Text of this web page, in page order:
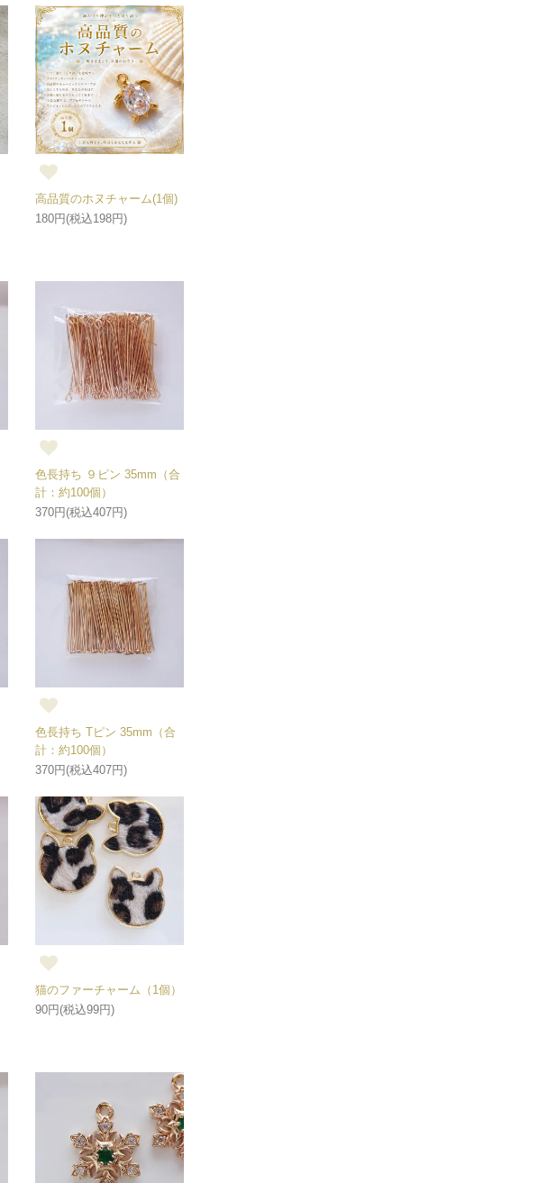
高品質のホヌチャーム(1個)
180円(税込198円)
色長持ち ９ピン 35mm（合
計：約100個）
370円(税込407円)
色長持ち Tピン 35mm（合
計：約100個）
370円(税込407円)
猫のファーチャーム（1個）
90円(税込99円)